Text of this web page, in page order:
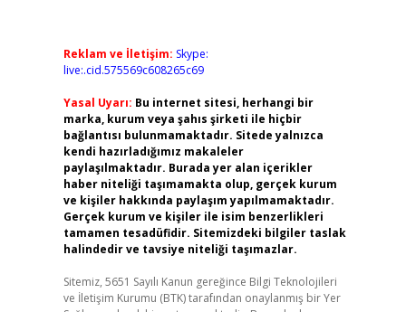
Reklam ve İletişim: Skype:
live:.cid.575569c608265c69
Yasal Uyarı: Bu internet sitesi, herhangi bir
marka, kurum veya şahıs şirketi ile hiçbir
bağlantısı bulunmamaktadır. Sitede yalnızca
kendi hazırladığımız makaleler
paylaşılmaktadır. Burada yer alan içerikler
haber niteliği taşımamakta olup, gerçek kurum
ve kişiler hakkında paylaşım yapılmamaktadır.
Gerçek kurum ve kişiler ile isim benzerlikleri
tamamen tesadüfidir. Sitemizdeki bilgiler taslak
halindedir ve tavsiye niteliği taşımazlar.
Sitemiz, 5651 Sayılı Kanun gereğince Bilgi Teknolojileri
ve İletişim Kurumu (BTK) tarafından onaylanmış bir Yer